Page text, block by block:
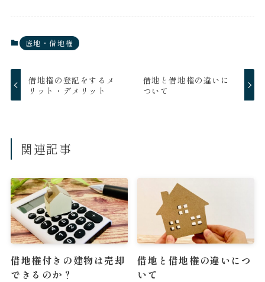
底地・借地権
借地権の登記をするメ
リット・デメリット
借地と借地権の違いに
ついて
関連記事
借地権付きの建物は売却
できるのか？
借地と借地権の違いにつ
いて